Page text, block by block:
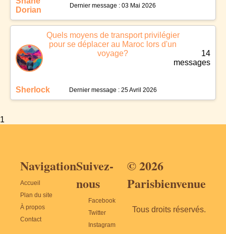
Dorian
Dernier message : 03 Mai 2026
Quels moyens de transport privilégier
pour se déplacer au Maroc lors d'un
voyage?
Sherlock
14
messages
Dernier message : 25 Avril 2026
1
Navigation
Accueil
Plan du site
À propos
Contact
Suivez-
nous
Facebook
Twitter
Instagram
© 2026
Parisbienvenue
Tous droits réservés.